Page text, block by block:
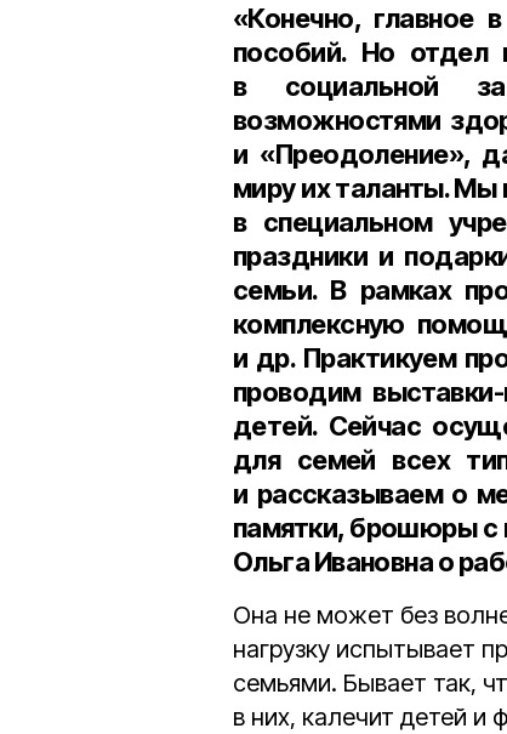
«Конечно, главное
пособий. Но
в социальной
возможностями
и «Преодоление»,
миру их таланты. Мы
в специальном
праздники и
семьи. В рамках
комплексную
и др. Практикуем
проводим
детей. Сейчас
для семей всех
и рассказываем о
памятки, брошюры с
Ольга Ивановна о
Она не может без
нагрузку испытывает
семьями. Бывает так,
в них, калечит детей и